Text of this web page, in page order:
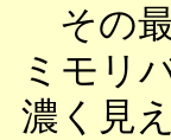
その
ミモリ
濃く見